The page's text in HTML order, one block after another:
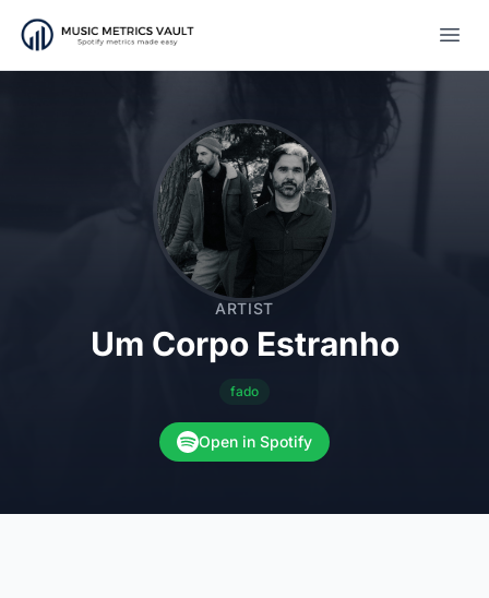
ARTIST
Um Corpo Estranho
fado
Open in Spotify